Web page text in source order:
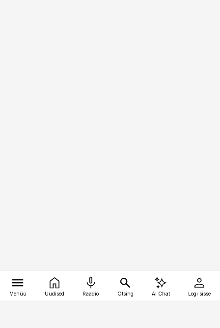
Menüü Uudised Raadio Otsing AI Chat Logi sisse